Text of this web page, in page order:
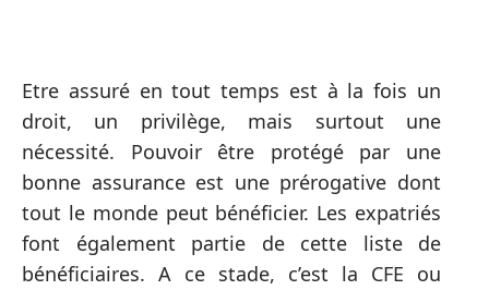
Etre assuré en tout temps est à la fois un
droit, un privilège, mais surtout une
nécessité. Pouvoir être protégé par une
bonne assurance est une prérogative dont
tout le monde peut bénéficier. Les expatriés
font également partie de cette liste de
bénéficiaires. A ce stade, c’est la CFE ou